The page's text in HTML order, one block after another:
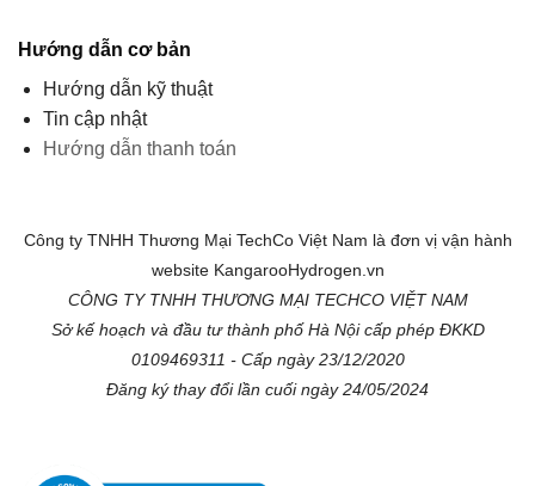
Hướng dẫn cơ bản
Hướng dẫn kỹ thuật
Tin cập nhật
Hướng dẫn thanh toán
Công ty TNHH Thương Mại TechCo Việt Nam là đơn vị vận hành
website KangarooHydrogen.vn
CÔNG TY TNHH THƯƠNG MẠI TECHCO VIỆT NAM
Sở kế hoạch và đầu tư thành phố Hà Nội cấp phép ĐKKD
0109469311 - Cấp ngày 23/12/2020
Đăng ký thay đổi lần cuối ngày 24/05/2024